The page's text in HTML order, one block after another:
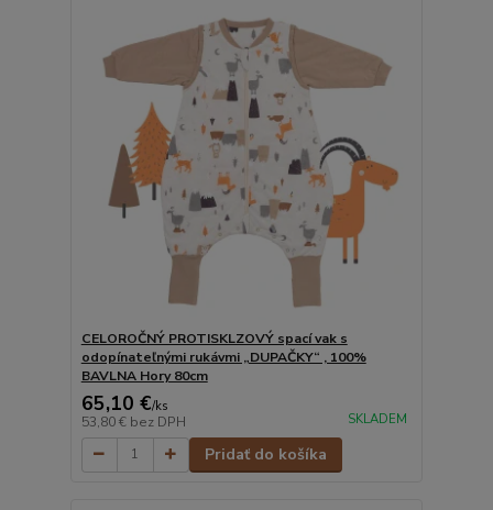
CELOROČNÝ PROTISKLZOVÝ spací vak s
odopínateľnými rukávmi „DUPAČKY“ , 100%
BAVLNA Hory 80cm
65,10 €/ks
53,80 € bez DPH SKLADEM
Pridať do košíka